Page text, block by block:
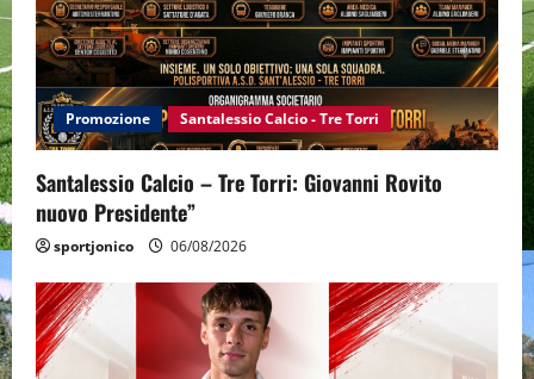
Promozione Santalessio Calcio - Tre Torri
Santalessio Calcio – Tre Torri: Giovanni Rovito
nuovo Presidente”
sportjonico 06/08/2026